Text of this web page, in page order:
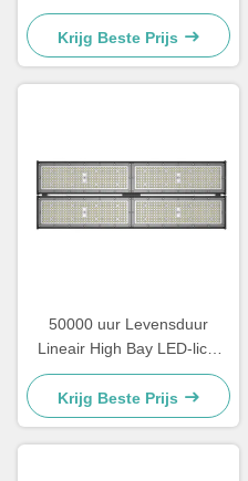
in 100W 120W 150W 200W
240W en 300W Power
Options voor industriële
verlichting
Krijg Beste Prijs
50000 uur Levensduur
Lineair High Bay LED-licht
Hoog lichtflux Meer dan 15
Geschikt voor commerciële
verlichtingstoepassingen
Krijg Beste Prijs